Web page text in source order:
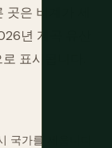
은 비계가 세
년 계곡 유산
표시됩니다.
국가를 세웁니다.